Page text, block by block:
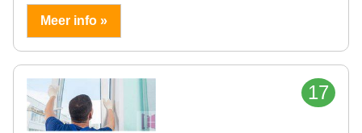
Meer info »
17